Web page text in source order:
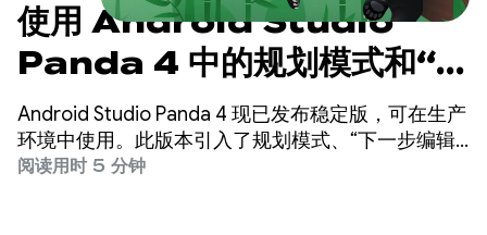
使用 Android Studio
Panda 4 中的规划模式和“下
一步编辑预测”功能提升开发水
平
Android Studio Panda 4 现已发布稳定版，可在生产
环境中使用。此版本引入了规划模式、“下一步编辑
预测”等功能，让您能够比以往更轻松地构建高质量
阅读用时 5 分钟